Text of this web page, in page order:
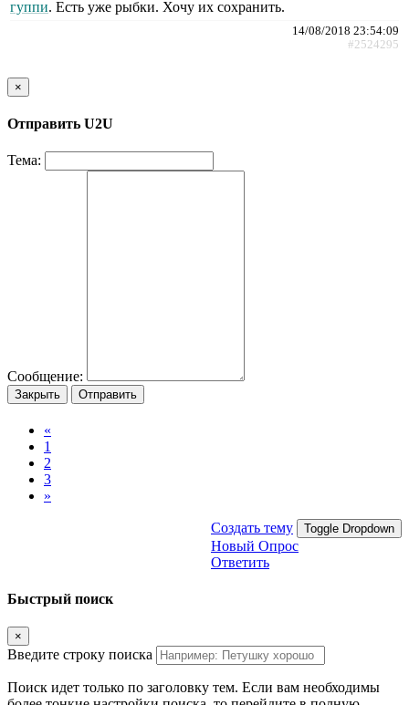
гуппи. Есть уже рыбки. Хочу их сохранить.
14/08/2018 23:54:09
#2524295
×
Отправить U2U
Тема:
Сообщение:
Закрыть Отправить
«
1
2
3
»
Создать тему Toggle Dropdown
Новый Опрос
Ответить
Быстрый поиск
×
Введите строку поиска
Поиск идет только по заголовку тем. Если вам необходимы